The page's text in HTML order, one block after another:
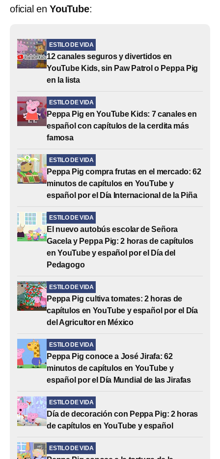
oficial enYouTube:
ESTILO DE VIDA
12 canales seguros y divertidos en
YouTube Kids, sin Paw Patrol o Peppa Pig
en la lista
ESTILO DE VIDA
Peppa Pig en YouTube Kids: 7 canales en
español con capítulos de la cerdita más
famosa
ESTILO DE VIDA
Peppa Pig compra frutas en el mercado: 62
minutos de capítulos en YouTube y
español por el Día Internacional de la Piña
ESTILO DE VIDA
El nuevo autobús escolar de Señora
Gacela y Peppa Pig: 2 horas de capítulos
en YouTube y español por el Día del
Pedagogo
ESTILO DE VIDA
Peppa Pig cultiva tomates: 2 horas de
capítulos en YouTube y español por el Día
del Agricultor en México
ESTILO DE VIDA
Peppa Pig conoce a José Jirafa: 62
minutos de capítulos en YouTube y
español por el Día Mundial de las Jirafas
ESTILO DE VIDA
Día de decoración con Peppa Pig: 2 horas
de capítulos en YouTube y español
ESTILO DE VIDA